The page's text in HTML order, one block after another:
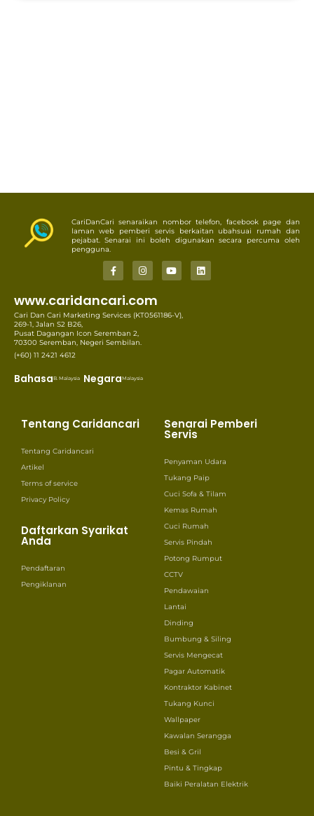
CariDanCari senaraikan nombor telefon, facebook page dan
laman web pemberi servis berkaitan ubahsuai rumah dan
pejabat. Senarai ini boleh digunakan secara percuma oleh
pengguna.
www.caridancari.com
Cari Dan Cari Marketing Services (KT0561186-V),
269-1, Jalan S2 B26,
Pusat Dagangan Icon Seremban 2,
70300 Seremban, Negeri Sembilan.
(+60) 11 2421 4612
BahasaB. Malaysia NegaraMalaysia
Tentang Caridancari
Tentang Caridancari
Artikel
Terms of service
Privacy Policy
Daftarkan Syarikat
Anda
Pendaftaran
Pengiklanan
Senarai Pemberi
Servis
Penyaman Udara
Tukang Paip
Cuci Sofa & Tilam
Kemas Rumah
Cuci Rumah
Servis Pindah
Potong Rumput
CCTV
Pendawaian
Lantai
Dinding
Bumbung & Siling
Servis Mengecat
Pagar Automatik
Kontraktor Kabinet
Tukang Kunci
Wallpaper
Kawalan Serangga
Besi & Gril
Pintu & Tingkap
Baiki Peralatan Elektrik